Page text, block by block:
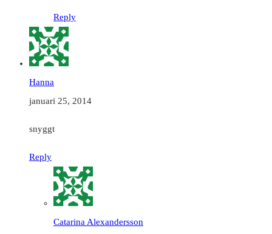
Reply
Hanna
januari 25, 2014
snyggt
Reply
Catarina Alexandersson